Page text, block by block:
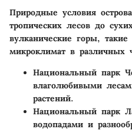
Природные условия
тропических лесов до
вулканические горы,
микроклимат в различных
Национальный парк
влаголюбивыми
растений.
Национальный парк
водопадами и